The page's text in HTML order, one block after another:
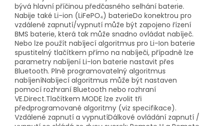
bývá hlavní příčinou předčasného selhání baterie.
Nabije také Li-ion (LiFePO₄) baterieDo konektrou pro
vzdálené zapnutí/vypnutí může být zapojeno řízení
BMS baterie, která tak může snadno ovládat nabíječ.
Nebo lze použít nabíjecí algoritmus pro Li-Ion baterie
spustitelný tlačítkem přímo na nabíječi, případně lze
parametry nabíjení Li-Ion baterie nastavit přes
Bluetooth. Plně programovatelný algoritmus
nabíjeníNabíjecí algoritmus může být nastaven
pomocí rozhraní Bluetooth nebo rozhraní
VE.Direct.Tlačítkem MODE lze zvolit tři
předprogramované algoritmy (viz specifikace).
Vzdálené zapnutí a vypnutíDálkové ovládání zapnutí /